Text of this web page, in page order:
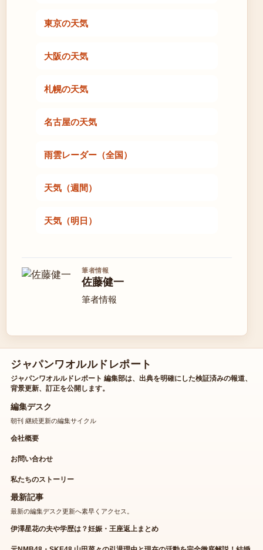
東京の天気
大阪の天気
札幌の天気
名古屋の天気
雨雲レーダー（全国）
天気（週間）
天気（明日）
筆者情報
佐藤健一
筆者情報
ジャパンワオルルドレポート
ジャパンワオルルドレポート 編集部は、出典を明確にした検証済みの報道、
背景更新、訂正を公開します。
編集デスク
朝刊 継続更新の編集サイクル
会社概要
お問い合わせ
私たちのストーリー
最新記事
最新の編集デスク更新へ素早くアクセス。
伊澤星花の夫や学歴は？妊娠・王座返上まとめ